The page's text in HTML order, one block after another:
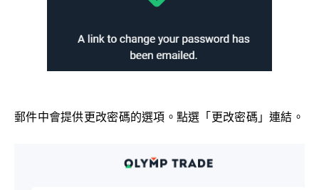
郵件中會提供更改密碼的選項。點選「更改密碼」連結。